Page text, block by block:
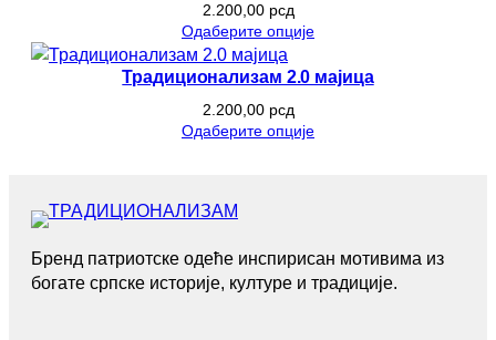
2.200,00 рсд
Одаберите опције
Традиционализам 2.0 мајица
2.200,00 рсд
Одаберите опције
Бренд патриотске одеће инспирисан мотивима из
богате српске историје, културе и традиције.